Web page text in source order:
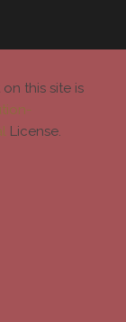
this site is
License.